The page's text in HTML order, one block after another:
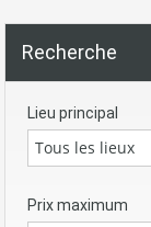
Recherche
Lieu principal
Tous les lieux
Prix maximum